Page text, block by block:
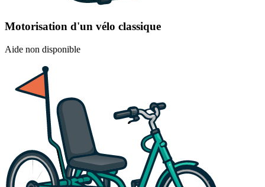
Motorisation d'un vélo classique
Aide non disponible